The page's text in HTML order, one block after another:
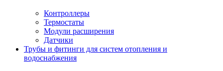
Контроллеры
Термостаты
Модули расширения
Датчики
Трубы и фитинги для систем отопления и
водоснабжения